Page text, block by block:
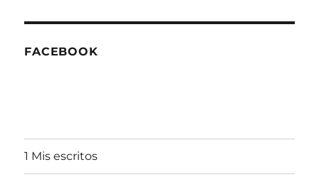
FACEBOOK
1 Mis escritos